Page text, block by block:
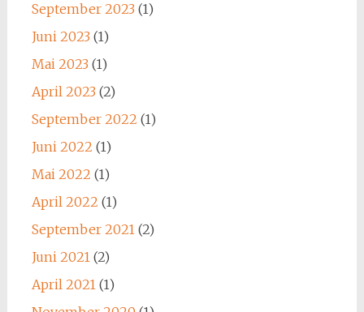
September 2023 (1)
Juni 2023 (1)
Mai 2023 (1)
April 2023 (2)
September 2022 (1)
Juni 2022 (1)
Mai 2022 (1)
April 2022 (1)
September 2021(2)
Juni 2021(2)
April 2021(1)